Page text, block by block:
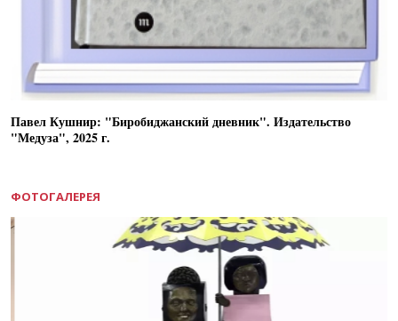
Павел Кушнир: "Биробиджанский дневник". Издательство
"Медуза", 2025 г.
ФОТОГАЛЕРЕЯ